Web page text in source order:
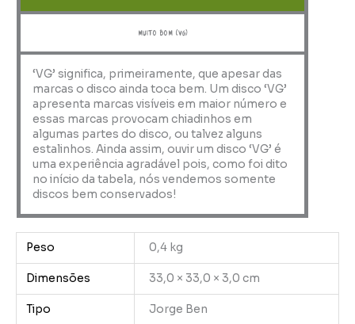
muito bom (VG)
‘VG’ significa, primeiramente, que apesar das
marcas o disco ainda toca bem. Um disco ‘VG’
apresenta marcas visíveis em maior número e
essas marcas provocam chiadinhos em
algumas partes do disco, ou talvez alguns
estalinhos. Ainda assim, ouvir um disco ‘VG’ é
uma experiência agradável pois, como foi dito
no início da tabela, nós vendemos somente
discos bem conservados!
Peso 0,4 kg
Dimensões 33,0 × 33,0 × 3,0 cm
Tipo Jorge Ben